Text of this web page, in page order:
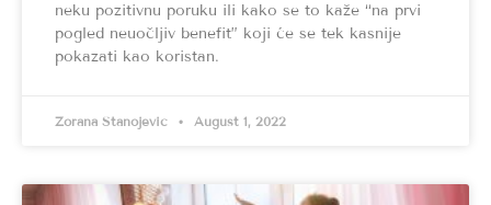
neku pozitivnu poruku ili kako se to kaže “na prvi
pogled neuočljiv benefit” koji će se tek kasnije
pokazati kao koristan.
Zorana Stanojević August 1, 2022